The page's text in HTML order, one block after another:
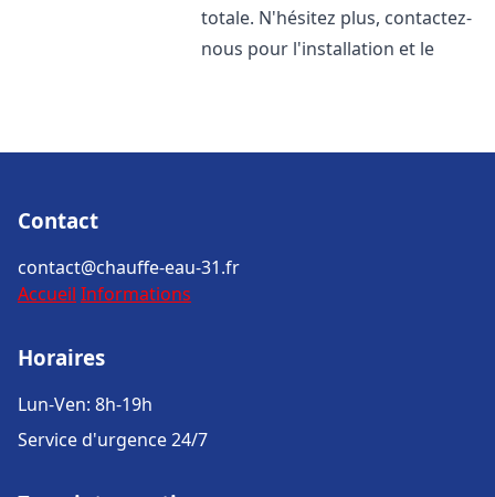
totale. N'hésitez plus, contactez-
nous pour l'installation et le
Contact
contact@chauffe-eau-31.fr
Accueil Informations
Horaires
Lun-Ven: 8h-19h
Service d'urgence 24/7